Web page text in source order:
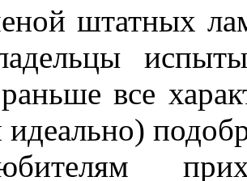
штатных
все
идеально)